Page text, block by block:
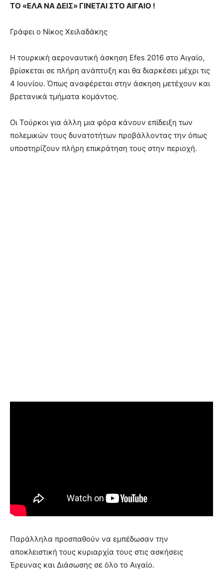
ΤΟ «ΕΛΑ ΝΑ ΔΕΙΣ» ΓΙΝΕΤΑΙ ΣΤΟ ΑΙΓΑΙΟ !
Γράφει ο Νίκος Χειλαδάκης
Η τουρκική αεροναυτική άσκηση Efes 2016 στο Αιγαίο,
βρίσκεται σε πλήρη ανάπτυξη και θα διαρκέσει μέχρι τις
4 Ιουνίου. Όπως αναφέρεται στην άσκηση μετέχουν και
βρετανικά τμήματα κομάντος.
Οι Τούρκοι για άλλη μια φόρα κάνουν επίδειξη των
πολεμικών τους δυνατοτήτων προβάλλοντας την όπως
υποστηρίζουν πλήρη επικράτηση τους στην περιοχή.
Παράλληλα προσπαθούν να εμπέδωσαν την
αποκλειστική τους κυριαρχία τους στις ασκήσεις
Έρευνας και Διάσωσης σε όλο το Αιγαίο.